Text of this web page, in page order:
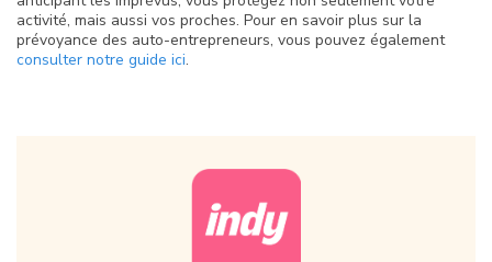
activité, mais aussi vos proches. Pour en savoir plus sur la
prévoyance des auto-entrepreneurs, vous pouvez également
consulter notre guide ici.